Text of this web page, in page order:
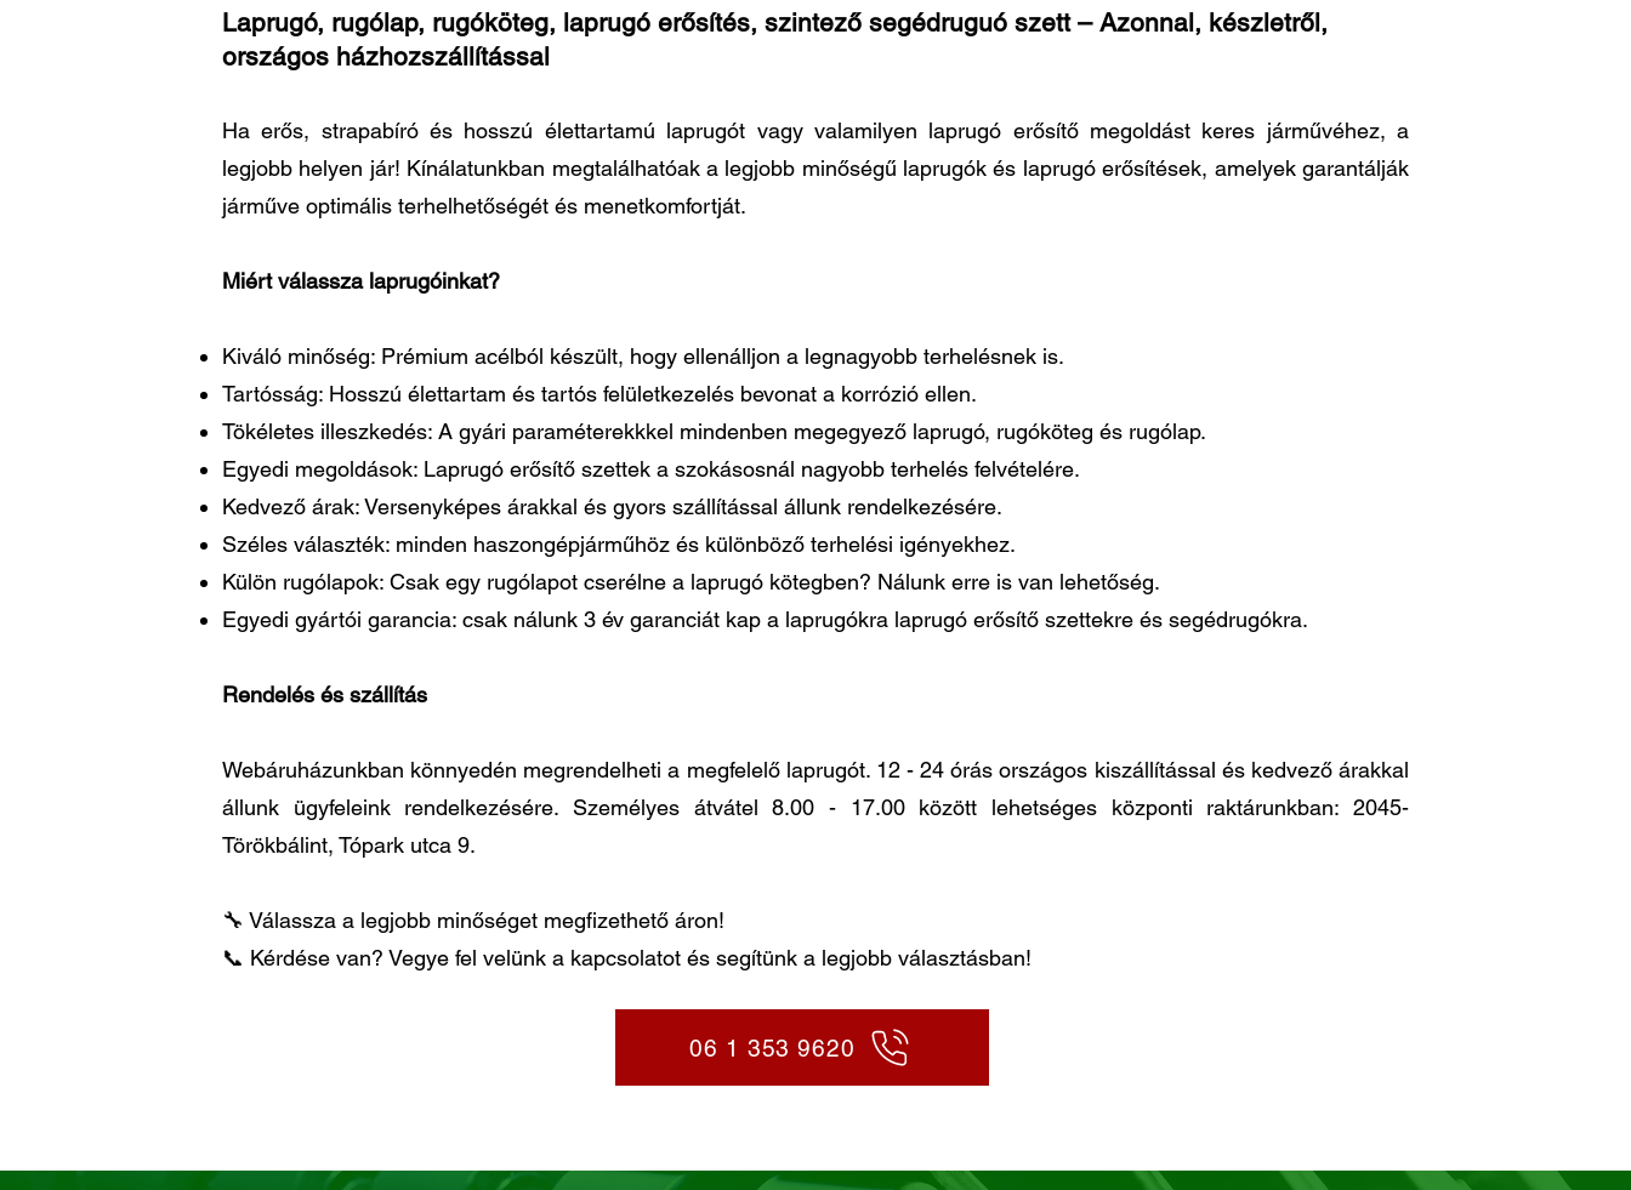
Laprugó, rugólap, rugóköteg, laprugó erősítés, szintező segédruguó szett – Azonnal, készletről,
országos házhozszállítással
Ha erős, strapabíró és hosszú élettartamú laprugót vagy valamilyen laprugó erősítő megoldást keres járművéhez, a
legjobb helyen jár! Kínálatunkban megtalálhatóak a legjobb minőségű laprugók és laprugó erősítések, amelyek garantálják
járműve optimális terhelhetőségét és menetkomfortját.
Miért válassza laprugóinkat?
Kiváló minőség: Prémium acélból készült, hogy ellenálljon a legnagyobb terhelésnek is.
Tartósság: Hosszú élettartam és tartós felületkezelés bevonat a korrózió ellen.
Tökéletes illeszkedés: A gyári paraméterekkkel mindenben megegyező laprugó, rugóköteg és rugólap.
Egyedi megoldások: Laprugó erősítő szettek a szokásosnál nagyobb terhelés felvételére.
Kedvező árak: Versenyképes árakkal és gyors szállítással állunk rendelkezésére.
Széles választék: minden haszongépjárműhöz és különböző terhelési igényekhez.
Külön rugólapok: Csak egy rugólapot cserélne a laprugó kötegben? Nálunk erre is van lehetőség.
Egyedi gyártói garancia: csak nálunk 3 év garanciát kap a laprugókra laprugó erősítő szettekre és segédrugókra.
Rendelés és szállítás
Webáruházunkban könnyedén megrendelheti a megfelelő laprugót. 12 - 24 órás országos kiszállítással és kedvező árakkal
állunk ügyfeleink rendelkezésére. Személyes átvátel 8.00 - 17.00 között lehetséges központi raktárunkban: 2045-
Törökbálint, Tópark utca 9.
🔧 Válassza a legjobb minőséget megfizethető áron!
📞 Kérdése van? Vegye fel velünk a kapcsolatot és segítünk a legjobb választásban!
06 1 353 9620